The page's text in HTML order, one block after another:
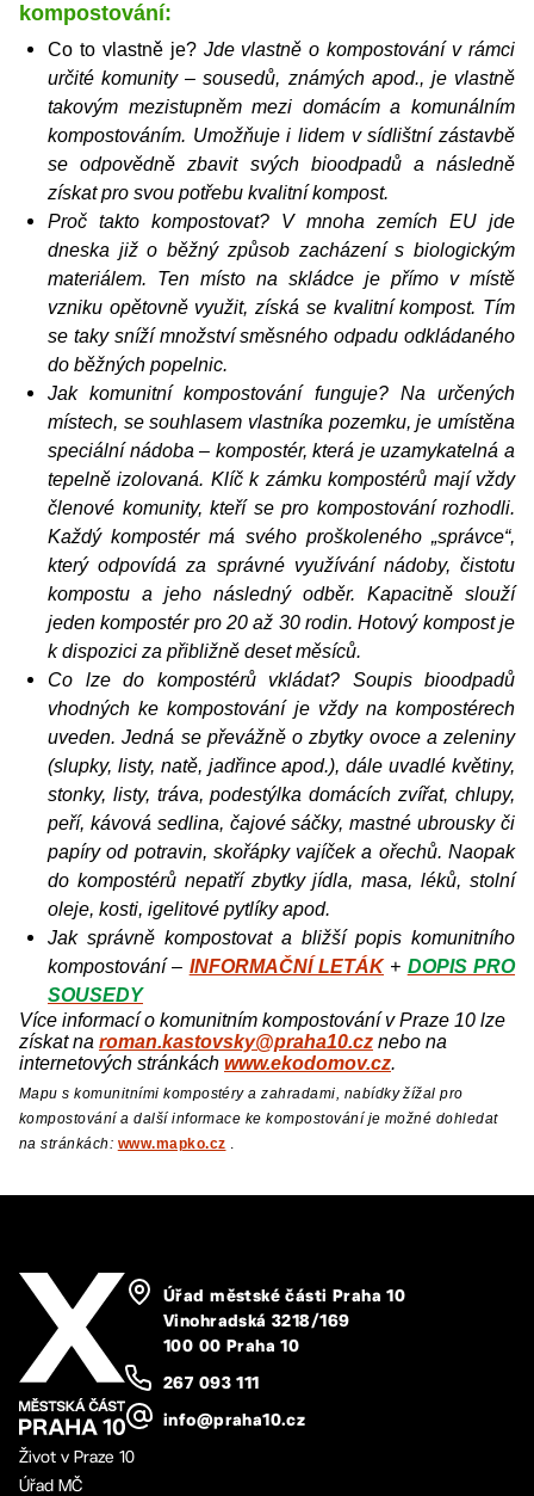
kompostování:
Co to vlastně je? Jde vlastně o kompostování v rámci
určité komunity – sousedů, známých apod., je vlastně
takovým mezistupněm mezi domácím a komunálním
kompostováním. Umožňuje i lidem v sídlištní zástavbě
se odpovědně zbavit svých bioodpadů a následně
získat pro svou potřebu kvalitní kompost.
Proč takto kompostovat? V mnoha zemích EU jde
dneska již o běžný způsob zacházení s biologickým
materiálem. Ten místo na skládce je přímo v místě
vzniku opětovně využit, získá se kvalitní kompost. Tím
se taky sníží množství směsného odpadu odkládaného
do běžných popelnic.
Jak komunitní kompostování funguje? Na určených
místech, se souhlasem vlastníka pozemku, je umístěna
speciální nádoba – kompostér, která je uzamykatelná a
tepelně izolovaná. Klíč k zámku kompostérů mají vždy
členové komunity, kteří se pro kompostování rozhodli.
Každý kompostér má svého proškoleného „správce“,
který odpovídá za správné využívání nádoby, čistotu
kompostu a jeho následný odběr. Kapacitně slouží
jeden kompostér pro 20 až 30 rodin. Hotový kompost je
k dispozici za přibližně deset měsíců.
Co lze do kompostérů vkládat? Soupis bioodpadů
vhodných ke kompostování je vždy na kompostérech
uveden. Jedná se převážně o zbytky ovoce a zeleniny
(slupky, listy, natě, jadřince apod.), dále uvadlé květiny,
stonky, listy, tráva, podestýlka domácích zvířat, chlupy,
peří, kávová sedlina, čajové sáčky, mastné ubrousky či
papíry od potravin, skořápky vajíček a ořechů. Naopak
do kompostérů nepatří zbytky jídla, masa, léků, stolní
oleje, kosti, igelitové pytlíky apod.
Jak správně kompostovat a bližší popis komunitního
kompostování – INFORMAČNÍ LETÁK+ DOPIS PRO
SOUSEDY
Více informací o komunitním kompostování v Praze 10 lze
získat na roman.kastovsky@praha10.cz nebo na
internetových stránkách www.ekodomov.cz.
Mapu s komunitními kompostéry a zahradami, nabídky žížal pro
kompostování a další informace ke kompostování je možné dohledat
na stránkách: www.mapko.cz .
Úřad městské části Praha 10
Vinohradská 3218/169
100 00 Praha 10
267 093 111
info@praha10.cz
Život v Praze 10
Úřad MČ